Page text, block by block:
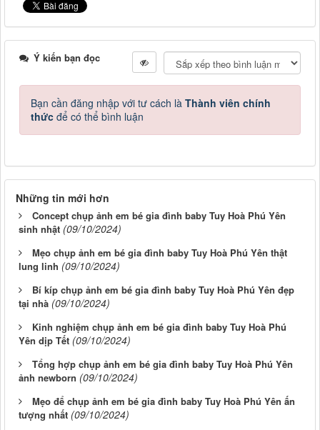
Ý kiến bạn đọc
Bạn cần đăng nhập với tư cách là Thành viên chính
thức để có thể bình luận
Những tin mới hơn
Concept chụp ảnh em bé gia đình baby Tuy Hoà Phú Yên
sinh nhật (09/10/2024)
Mẹo chụp ảnh em bé gia đình baby Tuy Hoà Phú Yên thật
lung linh (09/10/2024)
Bí kíp chụp ảnh em bé gia đình baby Tuy Hoà Phú Yên đẹp
tại nhà (09/10/2024)
Kinh nghiệm chụp ảnh em bé gia đình baby Tuy Hoà Phú
Yên dịp Tết (09/10/2024)
Tổng hợp chụp ảnh em bé gia đình baby Tuy Hoà Phú Yên
ảnh newborn (09/10/2024)
Mẹo để chụp ảnh em bé gia đình baby Tuy Hoà Phú Yên ấn
tượng nhất (09/10/2024)